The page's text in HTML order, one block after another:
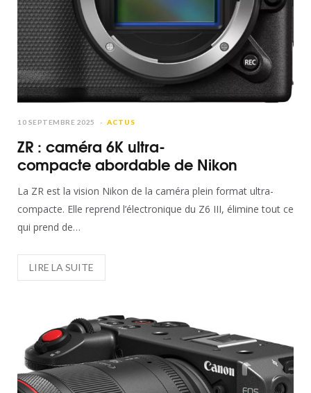
10 SEPTEMBRE 2025 ACTUS
ZR : caméra 6K ultra-
compacte abordable de Nikon
La ZR est la vision Nikon de la caméra plein format ultra-
compacte. Elle reprend l’électronique du Z6 III, élimine tout ce
qui prend de…